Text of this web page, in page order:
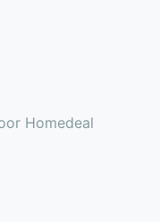
Homedeal